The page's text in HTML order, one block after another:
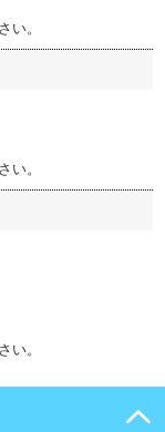
い。
い。
い。